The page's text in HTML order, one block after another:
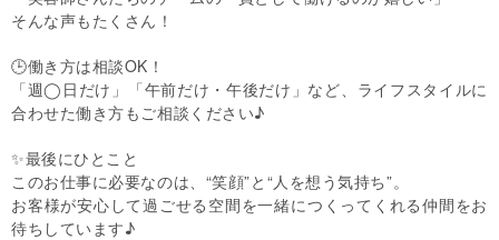
そんな声もたくさん！
🕒働き方は相談OK！
「週◯日だけ」「午前だけ・午後だけ」など、ライフスタイルに
合わせた働き方もご相談ください♪
✨最後にひとこと
このお仕事に必要なのは、“笑顔”と“人を想う気持ち”。
お客様が安心して過ごせる空間を一緒につくってくれる仲間をお
待ちしています♪